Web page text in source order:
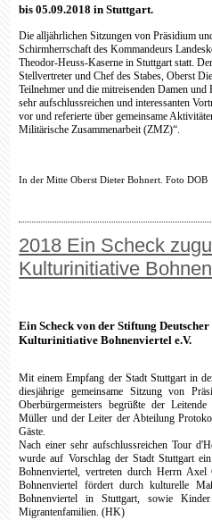
bis 05.09.2018 in Stuttgart.
Die alljährlichen Sitzungen von Präsidium
Schirmherrschaft des Kommandeurs
Theodor-Heuss-Kaserne in Stuttgart statt.
Stellvertreter und Chef des Stabes, Oberst
Teilnehmer und die mitreisenden Damen
sehr aufschlussreichen und interessanten
vor und referierte über gemeinsame
Militärische Zusammenarbeit (ZMZ)“.
In der Mitte Oberst Dieter Bohnert. Foto DOB
2018 Ein Scheck
Kulturinitiative
Ein Scheck von der Stiftung
Kulturinitiative Bohnenviertel e.V.
Mit einem Empfang der Stadt Stuttgart in
diesjährige gemeinsame Sitzung von
Oberbürgermeisters begrüßte der
Müller und der Leiter der Abteilung
Gäste.
Nach einer sehr aufschlussreichen Tour
wurde auf Vorschlag der Stadt Stuttgart
Bohnenviertel, vertreten durch Herrn Axel
Bohnenviertel fördert durch kulturelle
Bohnenviertel in Stuttgart, sowie
Migrantenfamilien. (HK)